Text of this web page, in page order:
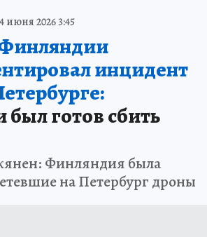
4 июня 2026 3:45
инцидент
был готов сбить
Финляндия была
на Петербург дроны